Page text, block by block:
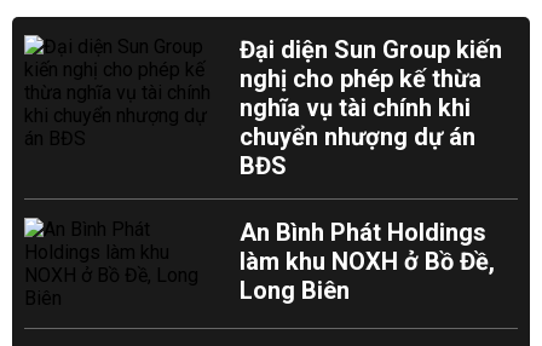
Đại diện Sun Group kiến
nghị cho phép kế thừa
nghĩa vụ tài chính khi
chuyển nhượng dự án
BĐS
An Bình Phát Holdings
làm khu NOXH ở Bồ Đề,
Long Biên